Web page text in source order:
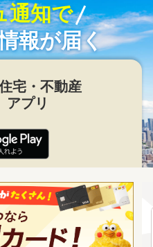
通知で
報が届く
宅・不動産
アプリ